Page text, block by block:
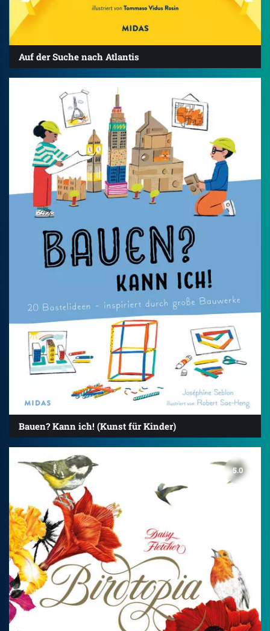
Auf der Suche nach Atlantis
Bauen? Kann ich! (Kunst für Kinder)
5.0